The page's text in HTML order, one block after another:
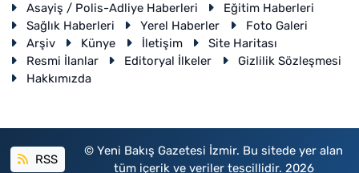
Asayiş / Polis-Adliye Haberleri
Eğitim Haberleri
Sağlık Haberleri
Yerel Haberler
Foto Galeri
Arşiv
Künye İletişim
Site Haritası
Resmi İlanlar
Editoryal İlkeler
Gizlilik Sözleşmesi
Hakkımızda
RSS
© Yeni Bakış Gazetesi İzmir. Bu sitede yer alan
tüm içerik ve veriler tescillidir. 2026